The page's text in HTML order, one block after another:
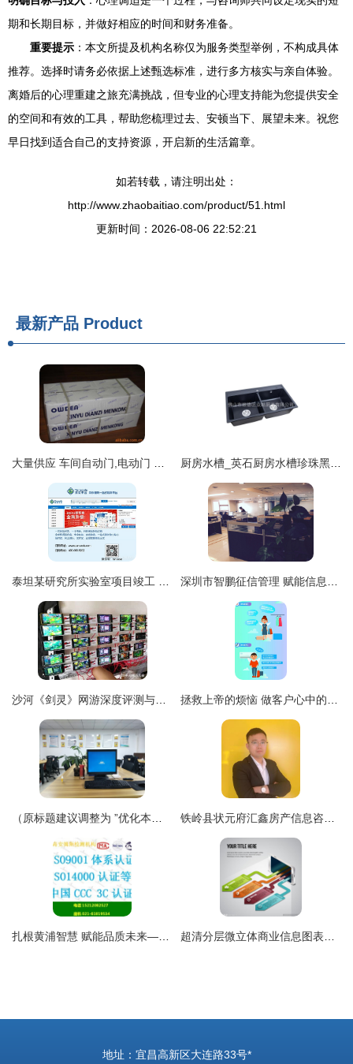
期和长期目标，并做好相应的时间和财务准备。
重要提示 ：本文所提及机构名称仅为服务类型举例，不构成具体
推荐。选择时请务必依据上述甄选标准，进行多方核实与亲自体验。
离婚后的心理重建之旅充满挑战，但专业的心理支持能为您提供安全
的空间和有效的工具，帮助您梳理过去、安顿当下、展望未来。祝您
早日找到适合自己的支持资源，开启新的生活篇章。
如若转载，请注明出处：
http://www.zhaobaitiao.com/product/51.html
更新时间：2026-08-06 22:52:21
最新产品 Product
地址：宜昌高新区大连路33号*